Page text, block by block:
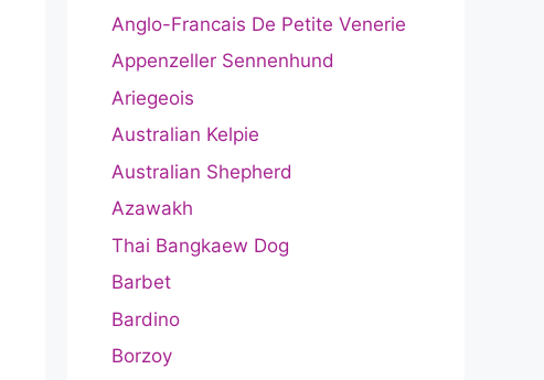
Anglo-Francais De Petite Venerie
Appenzeller Sennenhund
Ariegeois
Australian Kelpie
Australian Shepherd
Azawakh
Thai Bangkaew Dog
Barbet
Bardino
Borzoy